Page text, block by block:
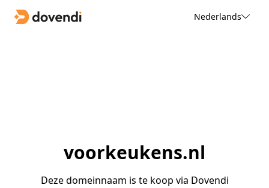
Nederlands
voorkeukens.nl
Deze domeinnaam is te koop via Dovendi